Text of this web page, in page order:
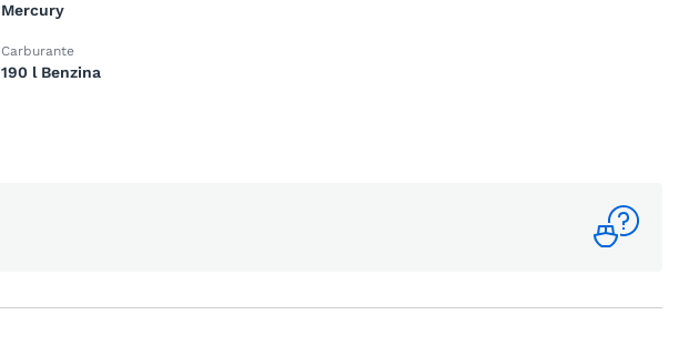
Mercury
Carburante
190 l Benzina